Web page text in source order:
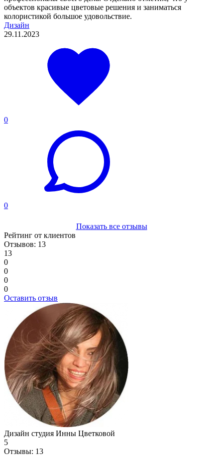
объектов красивые цветовые решения и заниматься
колористикой большое удовольствие.
Дизайн
29.11.2023
0
0
Показать все отзывы
Рейтинг от клиентов
Отзывов: 13
13
0
0
0
0
Оставить отзыв
Дизайн студия Инны Цветковой
5
Отзывы: 13